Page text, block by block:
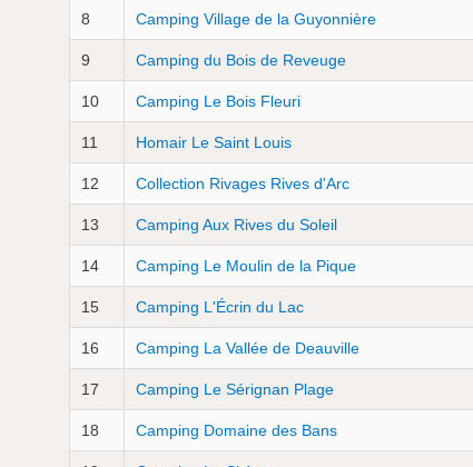
8 Camping Village de la Guyonnière
9 Camping du Bois de Reveuge
10 Camping Le Bois Fleuri
11 Homair Le Saint Louis
12 Collection Rivages Rives d'Arc
13 Camping Aux Rives du Soleil
14 Camping Le Moulin de la Pique
15 Camping L'Écrin du Lac
16 Camping La Vallée de Deauville
17 Camping Le Sérignan Plage
18 Camping Domaine des Bans